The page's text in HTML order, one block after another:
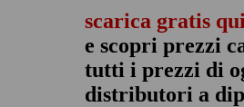
scarica gratis
e scopri prezzi
tutti i prezzi di
distributori a